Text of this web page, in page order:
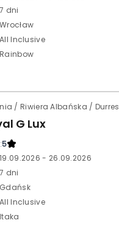
7 dni
Wrocław
All Inclusive
Rainbow
/ Riwiera Albańska / Durres
G Lux
5
19.09.2026 - 26.09.2026
7 dni
Gdańsk
All Inclusive
Itaka